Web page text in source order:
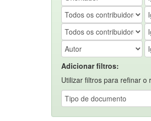
Adicionar filtros:
Utilizar filtros para refinar o